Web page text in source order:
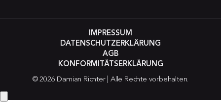
© 2026 Damian Richter | Alle Rechte vorbehalten.
IMPRESSUM
DATENSCHUTZERKLÄRUNG
AGB
KONFORMITÄTSERKLÄRUNG